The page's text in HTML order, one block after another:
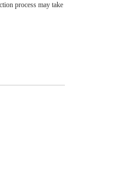
process may take